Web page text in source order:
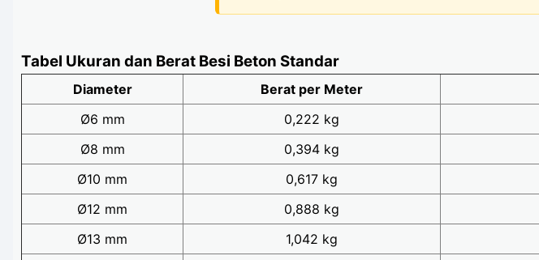
Tabel Ukuran dan Berat Besi Beton Standar
Diameter Berat per Meter
Ø6 mm
0,222 kg
Ø8 mm
0,394 kg
Ø10 mm
0,617 kg
Ø12 mm
0,888 kg
Ø13 mm
1,042 kg